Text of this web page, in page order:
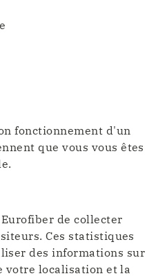
fonctionnement d'un
que vous vous êtes
de collecter
Ces statistiques
des informations sur
votre localisation et la